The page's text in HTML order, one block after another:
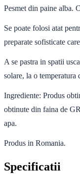
Pesmet din paine alba.
Se poate folosi atat
preparate sofisticate
A se pastra in spatii
solare, la o temperatura
Ingrediente: Produs
obtinute din faina de
apa.
Produs in Romania.
Specificatii